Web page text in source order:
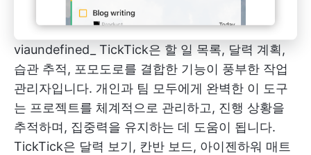
viaundefined _ TickTick은 할 일 목록, 달력 계획,
습관 추적, 포모도로를 결합한 기능이 풍부한 작업
관리자입니다. 개인과 팀 모두에게 완벽한 이 도구
는 프로젝트를 체계적으로 관리하고, 진행 상황을
추적하며, 집중력을 유지하는 데 도움이 됩니다.
TickTick은 달력 보기, 칸반 보드, 아이젠하워 매트